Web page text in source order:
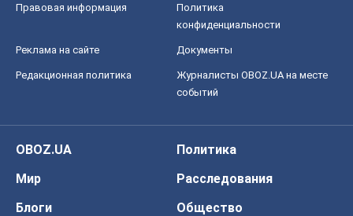
Правовая информация
Политика
конфиденциальности
Реклама на сайте Документы
Редакционная политика
Журналисты OBOZ.UA на месте
событий
OBOZ.UA
Политика
Мир
Расследования
Блоги
Общество